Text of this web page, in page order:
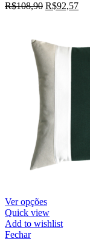
R$108,90 R$92,57
Ver opções
Quick view
Add to wishlist
Fechar